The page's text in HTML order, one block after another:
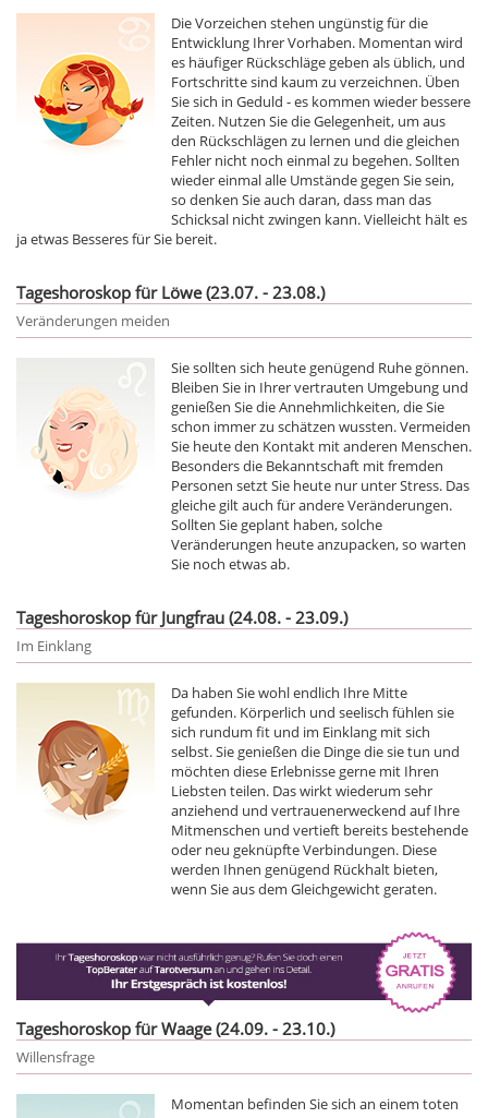
Die Vorzeichen stehen ungünstig für die
Entwicklung Ihrer Vorhaben. Momentan wird
es häufiger Rückschläge geben als üblich, und
Fortschritte sind kaum zu verzeichnen. Üben
Sie sich in Geduld - es kommen wieder bessere
Zeiten. Nutzen Sie die Gelegenheit, um aus
den Rückschlägen zu lernen und die gleichen
Fehler nicht noch einmal zu begehen. Sollten
wieder einmal alle Umstände gegen Sie sein,
so denken Sie auch daran, dass man das
Schicksal nicht zwingen kann. Vielleicht hält es
ja etwas Besseres für Sie bereit.
Tageshoroskop für Löwe (23.07. - 23.08.)
Veränderungen meiden
Sie sollten sich heute genügend Ruhe gönnen.
Bleiben Sie in Ihrer vertrauten Umgebung und
genießen Sie die Annehmlichkeiten, die Sie
schon immer zu schätzen wussten. Vermeiden
Sie heute den Kontakt mit anderen Menschen.
Besonders die Bekanntschaft mit fremden
Personen setzt Sie heute nur unter Stress. Das
gleiche gilt auch für andere Veränderungen.
Sollten Sie geplant haben, solche
Veränderungen heute anzupacken, so warten
Sie noch etwas ab.
Tageshoroskop für Jungfrau (24.08. - 23.09.)
Im Einklang
Da haben Sie wohl endlich Ihre Mitte
gefunden. Körperlich und seelisch fühlen sie
sich rundum fit und im Einklang mit sich
selbst. Sie genießen die Dinge die sie tun und
möchten diese Erlebnisse gerne mit Ihren
Liebsten teilen. Das wirkt wiederum sehr
anziehend und vertrauenerweckend auf Ihre
Mitmenschen und vertieft bereits bestehende
oder neu geknüpfte Verbindungen. Diese
werden Ihnen genügend Rückhalt bieten,
wenn Sie aus dem Gleichgewicht geraten.
Tageshoroskop für Waage (24.09. - 23.10.)
Willensfrage
Momentan befinden Sie sich an einem toten